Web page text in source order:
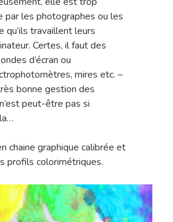
par les photographes ou les
qu’ils travaillent leurs
Certes, il faut des
d’écran ou
mires etc. –
bonne gestion des
peut-être pas si
chaine graphique calibrée et
profils colorimétriques.
Contact
Le Blog De